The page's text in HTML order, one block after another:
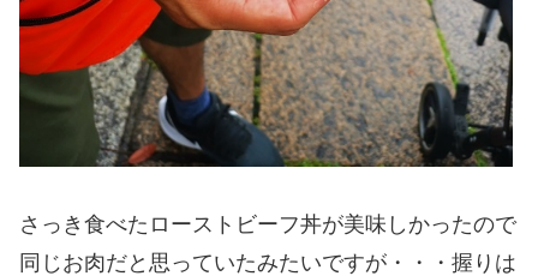
さっき食べたローストビーフ丼が美味しかったので
同じお肉だと思っていたみたいですが・・・握りは